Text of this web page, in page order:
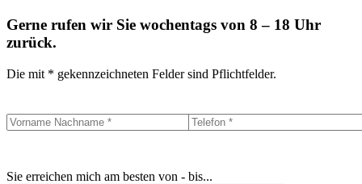
Gerne rufen wir Sie wochentags von 8 – 18 Uhr
zurück.
Die mit * gekennzeichneten Felder sind Pflichtfelder.
Sie erreichen mich am besten von - bis...